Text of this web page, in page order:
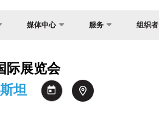
媒体中心
视频库
新闻稿
服务
官方旅行社
组织者
际展览会
坦